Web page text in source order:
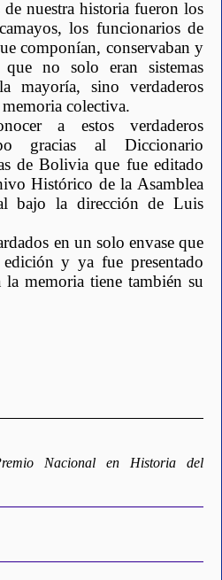
los funcionarios de
componían, conservaban y
que no solo eran sistemas
mayoría, sino verdaderos
colectiva.
a estos verdaderos
gracias al Diccionario
de Bolivia que fue editado
Histórico de la Asamblea
bajo la dirección de Luis
en un solo envase que
y ya fue presentado
memoria tiene también su
Nacional en Historia del